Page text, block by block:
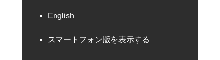
English
スマートフォン版を表示する